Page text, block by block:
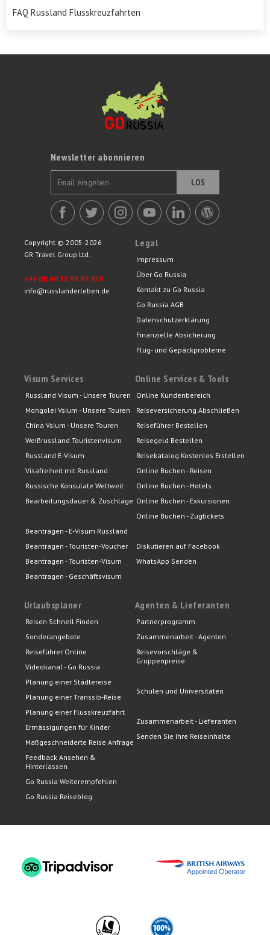
FAQ Russland Flusskreuzfahrten
Newsletter abonnieren
LOS
Copyright © 2005-2026
GR Travel Group Ltd.
+49 (0) 60 32 99 89 928
info@russlanderleben.de
Legal
Impressum
Über Go Russia
Kontakt zu Go Russia
Go Russia AGB
Datenschutzerklärung
Finanzielle Absicherung
Flug- und Gepäckprobleme
Visum Services
Russland Visum - Unsere Touren
Mongolei Vsium - Unsere Touren
China Vsium - Unsere Touren
Weißrussland Touristenvisum
Russland E-Visum
Visafreiheit mit Russland
Russische Konsulate Weltweit
Bearbeitungsdauer & Zuschläge
Beantragen - E-Visum Russland
Beantragen - Touristen-Voucher
Beantragen - Touristen-Visum
Beantragen - Geschäftsvisum
Online Services & Tools
Online Kundenbereich
Reiseversicherung Abschließen
Reiseführer Bestellen
Reisegeld Bestellen
Reisekatalog Kostenlos Erstellen
Online Buchen - Reisen
Online Buchen - Hotels
Online Buchen - Exkursionen
Online Buchen - Zugtickets
Diskutieren auf Facebook
WhatsApp Senden
Urlaubsplaner
Reisen Schnell Finden
Sonderangebote
Reiseführer Online
Videokanal - Go Russia
Planung einer Städtereise
Planung einer Transsib-Reise
Planung einer Flusskreuzfahrt
Ermässigungen für Kinder
Maßgeschneiderte Reise Anfrage
Feedback Ansehen &
Hinterlassen
Go Russia Weiterempfehlen
Go Russia Reiseblog
Agenten & Lieferanten
Partnerprogramm
Zusammenarbeit - Agenten
Reisevorschläge &
Gruppenpreise
Schulen und Universitäten
Zusammenarbeit - Lieferanten
Senden Sie Ihre Reiseinhalte